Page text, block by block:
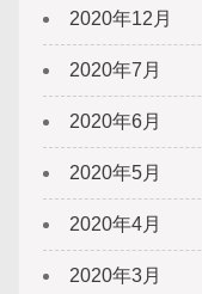
2020年12月
2020年7月
2020年6月
2020年5月
2020年4月
2020年3月